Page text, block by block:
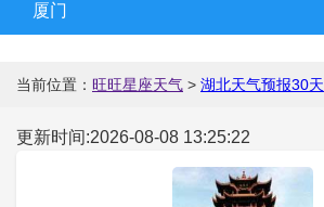
厦门
当前位置： 旺旺星座天气 > 湖北天气预报30天
更新时间:2026-08-08 13:25:22